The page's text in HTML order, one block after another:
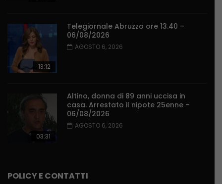
13:12
Telegiornale Abruzzo ore 13.40 –
06/08/2026
AGOSTO 6, 2026
03:31
Altino, donna di 89 anni uccisa in
casa. Arrestato il nipote 25enne –
06/08/2026
AGOSTO 6, 2026
POLICY E CONTATTI